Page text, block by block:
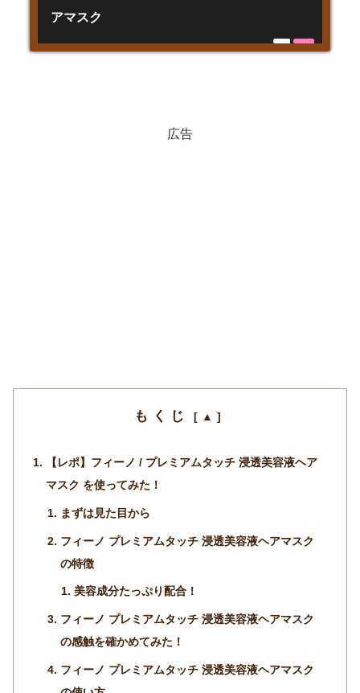
アマスク
広告
もくじ
【レポ】フィーノ / プレミアムタッチ 浸透美容液ヘア
マスク を使ってみた！
まずは見た目から
フィーノ プレミアムタッチ 浸透美容液ヘアマスク
の特徴
美容成分たっぷり配合！
フィーノ プレミアムタッチ 浸透美容液ヘアマスク
の感触を確かめてみた！
フィーノ プレミアムタッチ 浸透美容液ヘアマスク